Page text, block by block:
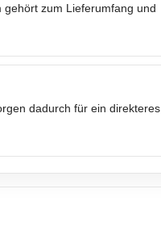
gehört zum Lieferumfang und
dadurch für ein direkteres,